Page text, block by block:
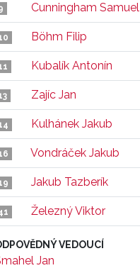
Cunningham Samuel
Böhm Filip
Kubalík Antonín
Zajíc Jan
Kulhánek Jakub
Vondráček Jakub
Jakub Tazberík
Železný Viktor
VEDOUCÍ
Jan